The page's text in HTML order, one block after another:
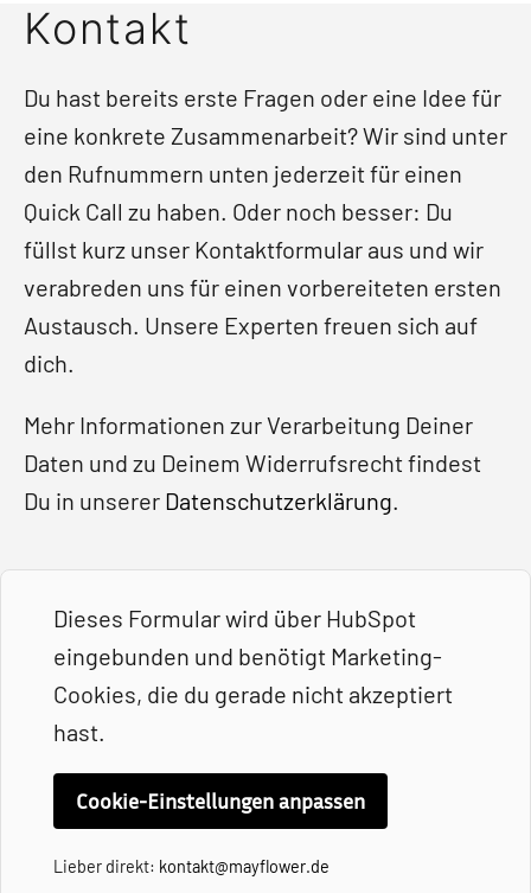
Kontakt
Du hast bereits erste Fragen oder eine Idee für
eine konkrete Zusammenarbeit? Wir sind unter
den Rufnummern unten jederzeit für einen
Quick Call zu haben. Oder noch besser: Du
füllst kurz unser Kontaktformular aus und wir
verabreden uns für einen vorbereiteten ersten
Austausch. Unsere Experten freuen sich auf
dich.
Mehr Informationen zur Verarbeitung Deiner
Daten und zu Deinem Widerrufsrecht findest
Du in unserer Datenschutzerklärung
Dieses Formular wird über HubSpot
eingebunden und benötigt Marketing-
Cookies, die du gerade nicht akzeptiert
hast.
Cookie-Einstellungen anpassen
Lieber direkt: kontakt@mayflower.de